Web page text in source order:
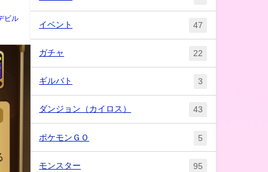
ビル
イベント 47
ガチャ 22
ギルバト 3
ダンジョン（カイロス） 43
ポケモンＧＯ 5
モンスター 95